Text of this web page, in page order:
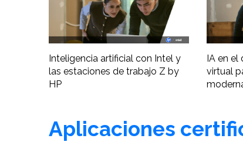
Inteligencia artificial con Intel y
las estaciones de trabajo Z by
HP
IA en
virtual
Aplicaciones